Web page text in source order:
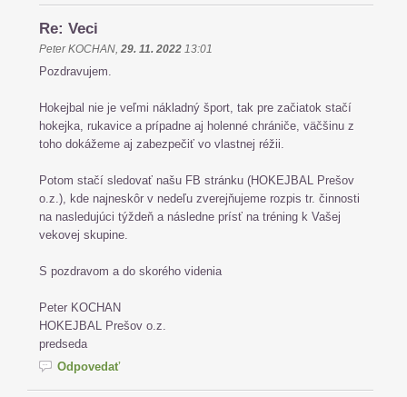
Re: Veci
Peter KOCHAN, 29. 11. 2022 13:01
Pozdravujem.
Hokejbal nie je veľmi nákladný šport, tak pre začiatok stačí
hokejka, rukavice a prípadne aj holenné chrániče, väčšinu z
toho dokážeme aj zabezpečiť vo vlastnej réžii.
Potom stačí sledovať našu FB stránku (HOKEJBAL Prešov
o.z.), kde najneskôr v nedeľu zverejňujeme rozpis tr. činnosti
na nasledujúci týždeň a následne prísť na tréning k Vašej
vekovej skupine.
S pozdravom a do skorého videnia
Peter KOCHAN
HOKEJBAL Prešov o.z.
predseda
Odpovedať